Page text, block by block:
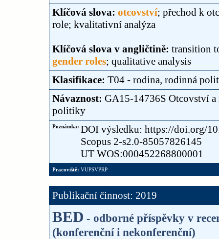
Klíčová slova: otcovství; přechod k
role; kvalitativní analýza
Klíčová slova v angličtině: transition
gender roles; qualitative analysis
Klasifikace: T04 - rodina, rodinná
Návaznost: GA15-14736S Otcovství a
politiky
Poznámka: DOI výsledku: https://doi.org/
Scopus 2-s2.0-85057826145
UT WOS:000452268800001
Pracoviště: VUPSVPRP
Publikační činnost: 2019
BED - odborné příspěvky v
(konferenční i nekonferenční)